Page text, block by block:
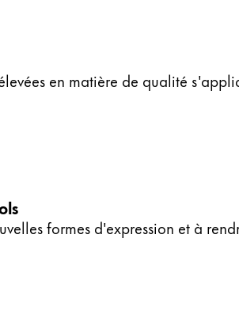
en matière de qualité
formes d'expression et à